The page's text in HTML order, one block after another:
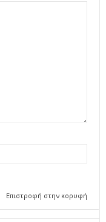
Επιστροφή στην κορυφή